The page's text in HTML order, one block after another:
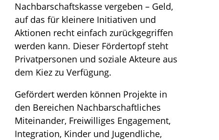
Nachbarschaftskasse vergeben – Geld,
auf das für kleinere Initiativen und
Aktionen recht einfach zurückgegriffen
werden kann. Dieser Fördertopf steht
Privatpersonen und soziale Akteure aus
dem Kiez zu Verfügung.
Gefördert werden können Projekte in
den Bereichen Nachbarschaftliches
Miteinander, Freiwilliges Engagement,
Integration, Kinder und Jugendliche,